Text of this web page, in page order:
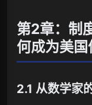
第2章：制
何成为美
2.1 从数学家